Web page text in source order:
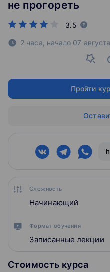
Сложность
Начинающий
Формат обучения
Записанные лекции
Стоимость курса
не прогореть
3.5
2 часа, начало 07 августа
Пройти